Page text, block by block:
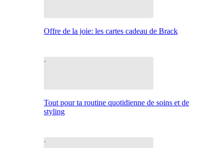
Offre de la joie: les cartes cadeau de Brack
Tout pour ta routine quotidienne de soins et de
styling